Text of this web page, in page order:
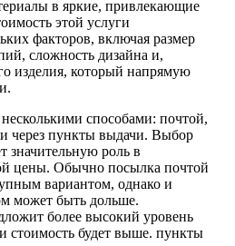
в яркие, привлекающие
этой услуги
факторов, включая размер
сложность дизайна и,
изделия, который напрямую
способами: почтой,
через пункты выдачи. Выбор
значительную роль в
цены. Обычно посылка почтой
вариантом, однако и
может быть дольше.
более высокий уровень
стоимость будет выше. пункты